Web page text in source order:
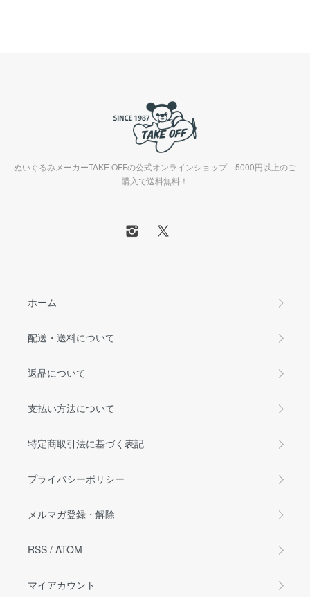
ぬいぐるみメーカーTAKE OFFの公式オンラインショップ 5000円以上のご
購入で送料無料！
ホーム
配送・送料について
返品について
支払い方法について
特定商取引法に基づく表記
プライバシーポリシー
メルマガ登録・解除
RSS / ATOM
マイアカウント